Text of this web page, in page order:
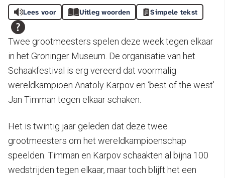
Lees voor Uitleg woorden Simpele tekst
Twee grootmeesters spelen deze week tegen elkaar
in het Groninger Museum. De organisatie van het
Schaakfestival is erg vereerd dat voormalig
wereldkampioen Anatoly Karpov en ‘best of the west’
Jan Timman tegen elkaar schaken.
Het is twintig jaar geleden dat deze twee
grootmeesters om het wereldkampioenschap
speelden. Timman en Karpov schaakten al bijna 100
wedstrijden tegen elkaar, maar toch blijft het een